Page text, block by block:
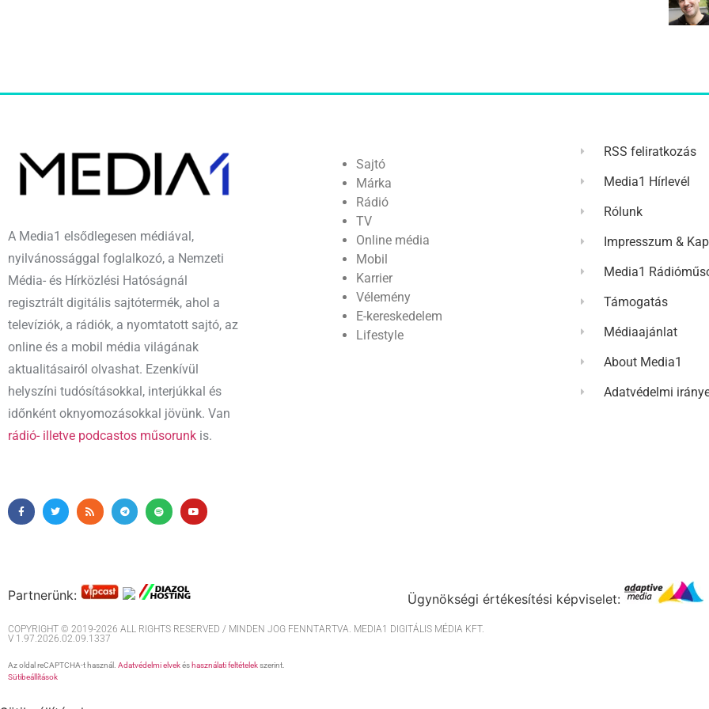
A Media1 elsődlegesen médiával,
nyilvánossággal foglalkozó, a Nemzeti
Média- és Hírközlési Hatóságnál
regisztrált digitális sajtótermék, ahol a
televíziók, a rádiók, a nyomtatott sajtó, az
online és a mobil média világának
aktualitásairól olvashat. Ezenkívül
helyszíni tudósításokkal, interjúkkal és
időnként oknyomozásokkal jövünk. Van
rádió- illetve podcastos műsorunk is.
Sajtó
Márka
Rádió
TV
Online média
Mobil
Karrier
Vélemény
E-kereskedelem
Lifestyle
RSS feliratkozás
Media1 Hírlevél
Rólunk
Impresszum &
Media1
Támogatás
Médiaajánlat
About Media1
Adatvédelmi
Partnerünk: Ügynökségi értékesítési képviselet:
COPYRIGHT © 2019-2026 ALL RIGHTS RESERVED / MINDEN JOG FENNTARTVA. MEDIA1 DIGITÁLIS MÉDIA KFT.
V 1.97.2026.02.09.1337
Az oldal reCAPTCHA-t használ. Adatvédelmi elvekés használati feltételekszerint.
Sütibeállítások